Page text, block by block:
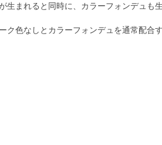
生まれると同時に、カラーフォンデュも
ク色なしとカラーフォンデュを通常配合